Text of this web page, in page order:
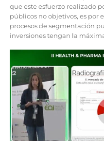
que este esfuerzo realizado
públicos no objetivos, es por
procesos de segmentación
inversiones tengan la